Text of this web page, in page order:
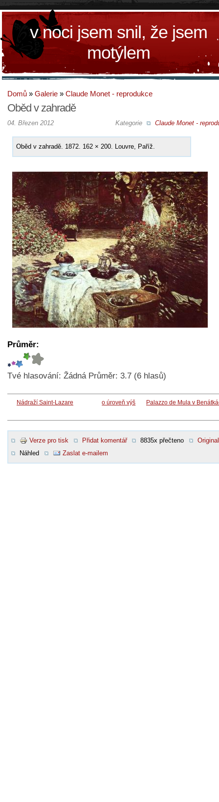
v noci jsem snil, že jsem
motýlem
Domů » Galerie » Claude Monet - reprodukce
Oběd v zahradě
Kategorie Claude Monet -
04. Březen 2012
Oběd v zahradě. 1872. 162 × 200. Louvre, Paříž.
Průměr:
Tvé hlasování: Žádná Průměr: 3.7 (6 hlasů)
Nádraží Saint-Lazare o úroveň výš Palazzo de Mula v
Verze pro tisk Přidat komentář 8835x přečteno
Original
Náhled
Zaslat e-mailem